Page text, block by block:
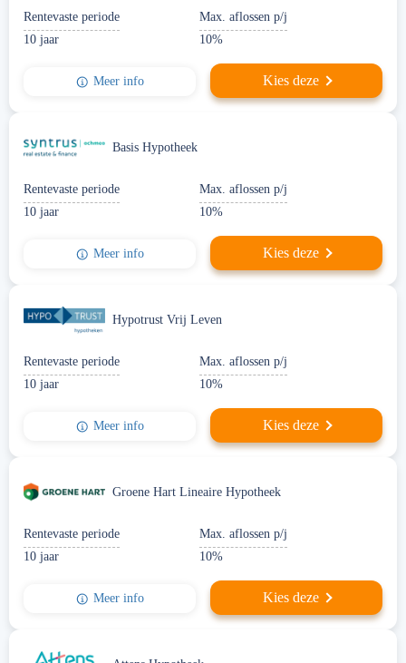
Rentevaste periode
10 jaar
Max. aflossen p/j
10%
Meer info Kies deze
Basis Hypotheek
Rentevaste periode
10 jaar
Max. aflossen p/j
10%
Meer info Kies deze
Hypotrust Vrij Leven
Rentevaste periode
10 jaar
Max. aflossen p/j
10%
Meer info Kies deze
Groene Hart Lineaire Hypotheek
Rentevaste periode
10 jaar
Max. aflossen p/j
10%
Meer info Kies deze